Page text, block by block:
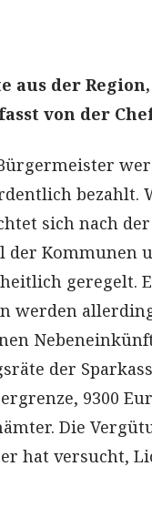
aus der
von der
bezahlt.
sich nach der
der Kommunen
geregelt.
werden
der
9300
Die
hat versucht,